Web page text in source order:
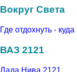
Вокруг Света
Где отдохнуть -
ВАЗ 2121